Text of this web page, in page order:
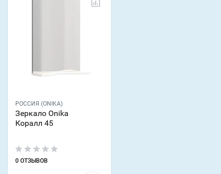
РОССИЯ (ONIKA)
Зеркало Onika
Коралл 45
0 ОТЗЫВОВ